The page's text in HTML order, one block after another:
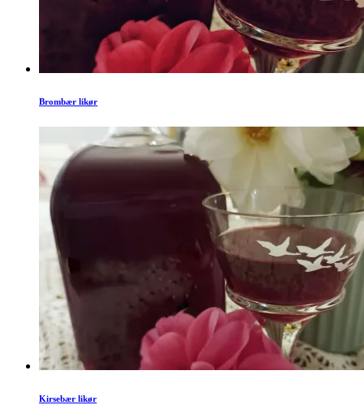
Brombær likør
Kirsebær likør